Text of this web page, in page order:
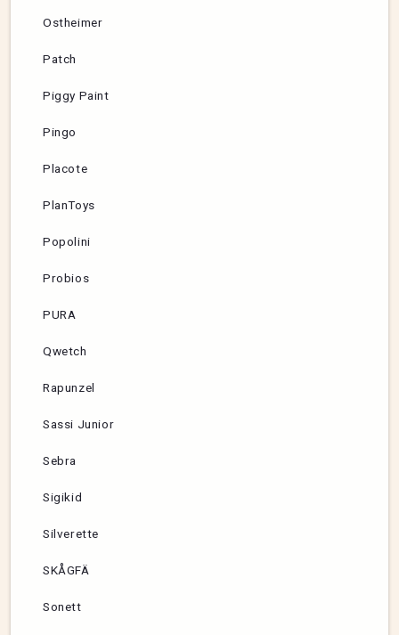
Ostheimer
Patch
Piggy Paint
Pingo
Placote
PlanToys
Popolini
Probios
PURA
Qwetch
Rapunzel
Sassi Junior
Sebra
Sigikid
Silverette
SKÅGFÄ
Sonett